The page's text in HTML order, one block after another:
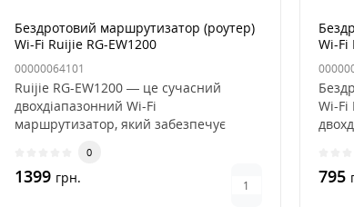
Бездротовий маршрутизатор (роутер)
Wi-Fi Ruijie RG-EW1200
00000064101
Ruijie RG-EW1200 — це сучасний
двохдіапазонний Wi-Fi
маршрутизатор, який забезпечує
0
1399 грн.
Wi-Fi
Wi-Fi
795